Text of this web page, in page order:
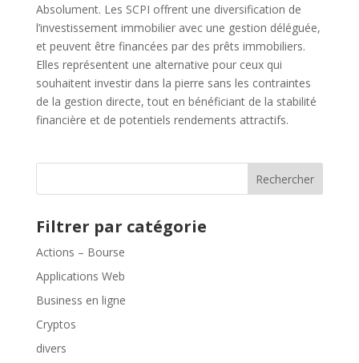
Absolument. Les SCPI offrent une diversification de
l’investissement immobilier avec une gestion déléguée,
et peuvent être financées par des prêts immobiliers.
Elles représentent une alternative pour ceux qui
souhaitent investir dans la pierre sans les contraintes
de la gestion directe, tout en bénéficiant de la stabilité
financière et de potentiels rendements attractifs.
Rechercher
Filtrer par catégorie
Actions – Bourse
Applications Web
Business en ligne
Cryptos
divers